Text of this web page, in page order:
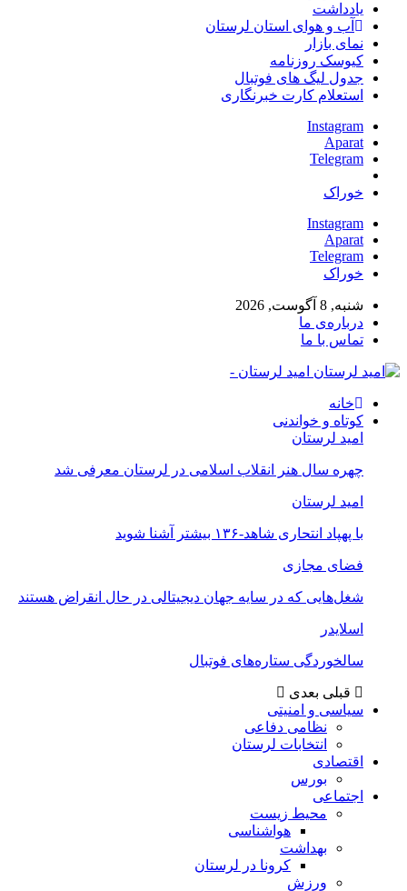
یادداشت
آب و هوای استان لرستان
نمای بازار
کیوسک روزنامه
جدول لیگ های فوتبال
استعلام کارت خبرنگاری
Instagram
Aparat
Telegram
خوراک
Instagram
Aparat
Telegram
خوراک
شنبه, 8 آگوست, 2026
درباره‌ی ما
تماس با ما
امید لرستان -
خانه
کوتاه و خواندنی
امید لرستان
چهره سال هنر انقلاب اسلامی در لرستان معرفی شد
امید لرستان
با پهپاد انتحاری شاهد-۱۳۶ بیشتر آشنا شوید
فضای مجازی
شغل‌‌هایی که در سایه جهان دیجیتالی در حال انقراض هستند
اسلایدر
سالخوردگی ستاره‌های فوتبال
قبلی بعدی
سیاسی و امنیتی
نظامی دفاعی
انتخابات لرستان
اقتصادی
بورس
اجتماعی
محیط زیست
هواشناسی
بهداشت
کرونا در لرستان
ورزش